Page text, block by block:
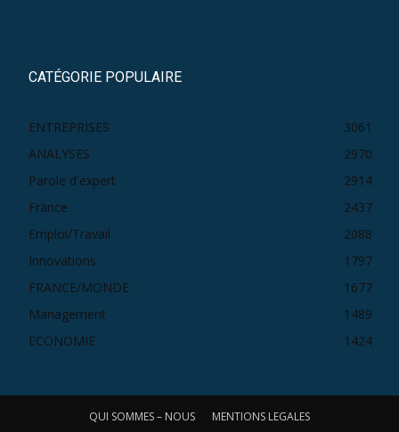
CATÉGORIE POPULAIRE
ENTREPRISES
3061
ANALYSES
2970
Parole d'expert
2914
France
2437
Emploi/Travail
2088
Innovations
1797
FRANCE/MONDE
1677
Management
1489
ECONOMIE
1424
QUI SOMMES – NOUS MENTIONS LEGALES